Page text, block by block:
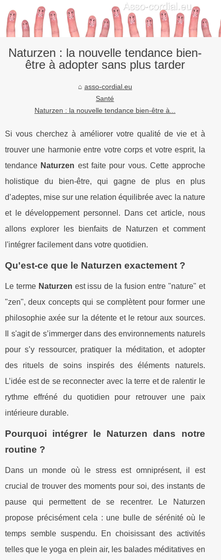
Naturzen : la nouvelle tendance bien-
être à adopter sans plus tarder
asso-cordial.eu
Santé
Naturzen : la nouvelle tendance bien-être à...
Si vous cherchez à améliorer votre qualité de vie et à
trouver une harmonie entre votre corps et votre esprit, la
tendance Naturzen est faite pour vous. Cette approche
holistique du bien-être, qui gagne de plus en plus
d’adeptes, mise sur une relation équilibrée avec la nature
et le développement personnel. Dans cet article, nous
allons explorer les bienfaits de Naturzen et comment
l'intégrer facilement dans votre quotidien.
Qu'est-ce que le Naturzen exactement ?
Le terme Naturzen est issu de la fusion entre "nature" et
"zen", deux concepts qui se complètent pour former une
philosophie axée sur la détente et le retour aux sources.
Il s'agit de s’immerger dans des environnements naturels
pour s’y ressourcer, pratiquer la méditation, et adopter
des rituels de soins inspirés des éléments naturels.
L’idée est de se reconnecter avec la terre et de ralentir le
rythme effréné du quotidien pour retrouver une paix
intérieure durable.
Pourquoi intégrer le Naturzen dans notre
routine ?
Dans un monde où le stress est omniprésent, il est
crucial de trouver des moments pour soi, des instants de
pause qui permettent de se recentrer. Le Naturzen
propose précisément cela : une bulle de sérénité où le
temps semble suspendu. En choisissant des activités
telles que le yoga en plein air, les balades méditatives en